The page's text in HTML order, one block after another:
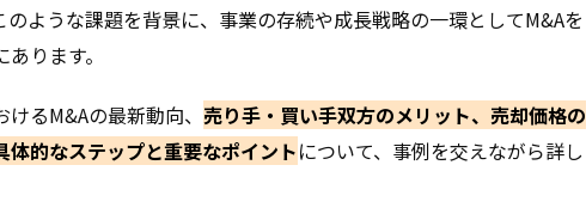
ような課題を背景に、事業の存続や成長戦略の一環としてM&Aを
ります。
るM&Aの最新動向、 売り手・買い手双方のメリット、売却価格の
的なステップと重要なポイントについて、事例を交えながら詳し